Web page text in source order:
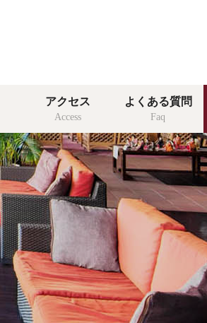
room
館内施設
facility
問
アクセス
Access
よくある質問
Faq